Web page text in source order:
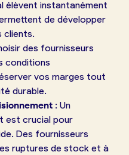
élèvent instantanément
de développer
clients.
des fournisseurs
conditions
vos marges tout
durable.
: Un
est crucial pour
Des fournisseurs
ruptures de stock et à